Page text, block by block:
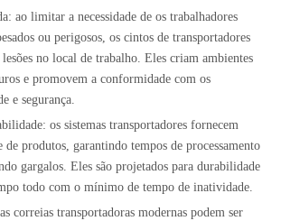
ao limitar a necessidade de os trabalhadores
​​ou perigosos, os cintos de transportadores
no local de trabalho. Eles criam ambientes
e promovem a conformidade com os
e segurança.
os sistemas transportadores fornecem
produtos, garantindo tempos de processamento
gargalos. Eles são projetados para durabilidade
todo com o mínimo de tempo de inatividade.
correias transportadoras modernas podem ser